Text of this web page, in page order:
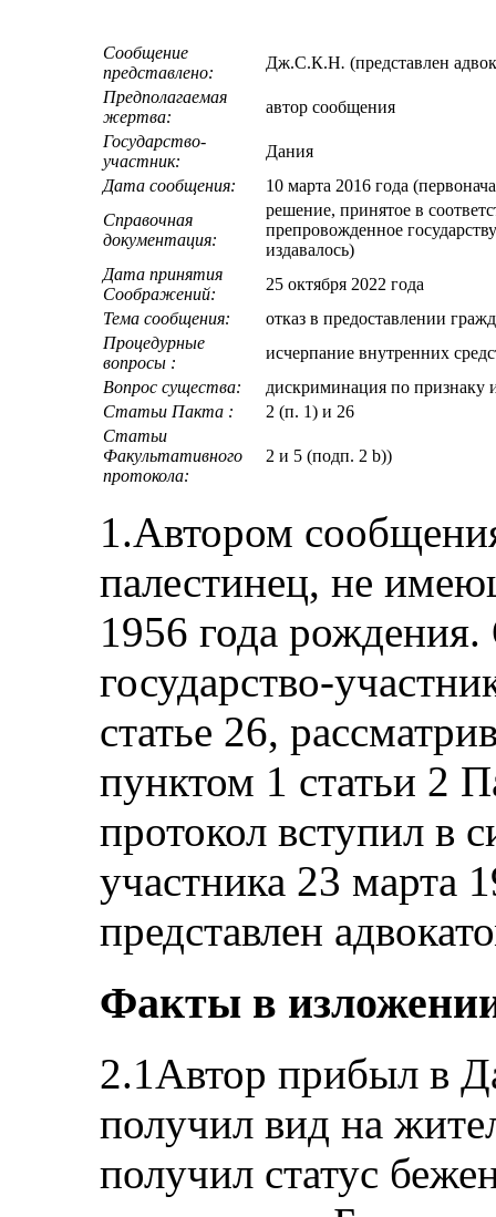
Сообщение
представлено:
Дж.С.К.Н. (представлен
Предполагаемая
жертва:
автор сообщения
Государство-
участник:
Дания
Дата сообщения:
10 марта 2016 года
Справочная
документация:
решение, принятое в
препровожденное
издавалось)
Дата принятия
Cоображений:
25 октября 2022 года
Тема сообщения:
отказ в предоставлении
Процедурные
вопросы :
исчерпание внутренних
Вопрос существа:
дискриминация по признаку
Статьи Пакта :
2 (п. 1) и 26
Статьи
Факультативного
протокола:
2 и 5 (подп. 2 b))
1.Автором
палестинец, не
1956 года
государство-
статье 26,
пунктом 1 статьи 2
протокол вступил в
участника 23 марта
представлен
Факты в
2.1Автор прибыл в
получил вид на
получил статус